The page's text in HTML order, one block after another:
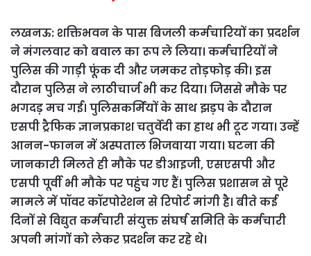
लखनऊ: शक्तिभवन के पास बिजली कर्मचारियों का प्रदर्शन
ने मंगलवार को बवाल का रूप ले लिया। कर्मचारियों ने
पुलिस की गाड़ी फूंक दी और जमकर तोड़फोड़ की। इस
दौरान पुलिस ने लाठीचार्ज भी कर दिया। जिससे मौके पर
भगदड़ मच गई। पुलिसकर्मियों के साथ झड़प के दौरान
एसपी ट्रैफिक ज्ञानप्रकाश चतुर्वेदी का हाथ भी टूट गया। उन्हें
आनन-फानन में अस्पताल भिजवाया गया। घटना की
जानकारी मिलते ही मौके पर डीआइजी, एसएसपी और
एसपी पूर्वी भी मौके पर पहुंच गए हैं। पुलिस प्रशासन से पूरे
मामले में पॉवर कॉरपोरेशन से रिपोर्ट मांगी है। बीते कई
दिनों से विद्युत कर्मचारी संयुक्त संघर्ष समिति के कर्मचारी
अपनी मांगों को लेकर प्रदर्शन कर रहे थे।